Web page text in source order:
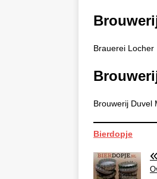
Brauerei Locher
Brouwerij Duvel
Bierdopje